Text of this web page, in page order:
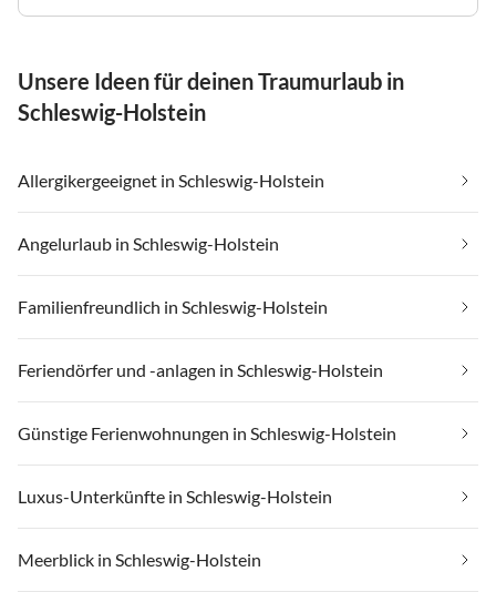
Unsere Ideen für deinen Traumurlaub in
Schleswig-Holstein
Allergikergeeignet in Schleswig-Holstein
Angelurlaub in Schleswig-Holstein
Familienfreundlich in Schleswig-Holstein
Feriendörfer und -anlagen in Schleswig-Holstein
Günstige Ferienwohnungen in Schleswig-Holstein
Luxus-Unterkünfte in Schleswig-Holstein
Meerblick in Schleswig-Holstein